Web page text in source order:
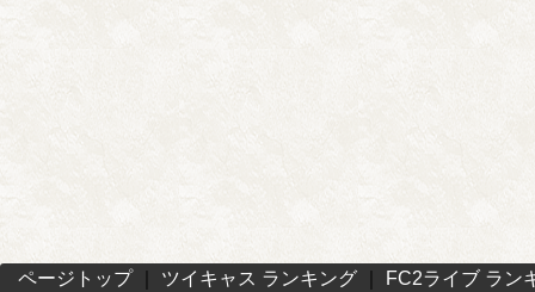
ページトップ｜ ツイキャス ランキング
FC2ライブ ラン